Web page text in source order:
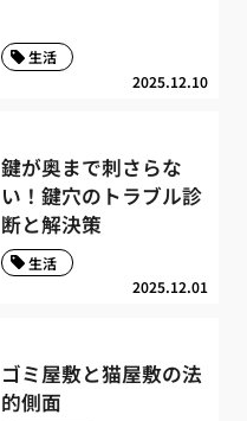
2025.12.10
生活
鍵が奥まで刺さらな
い！鍵穴のトラブル診
断と解決策
2025.12.01
生活
ゴミ屋敷と猫屋敷の法
的側面